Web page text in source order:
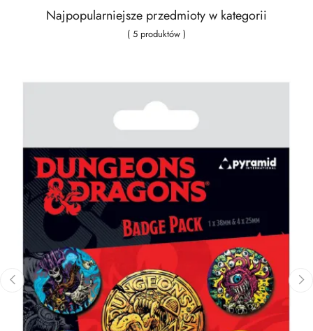
Najpopularniejsze przedmioty w kategorii
( 5 produktów )